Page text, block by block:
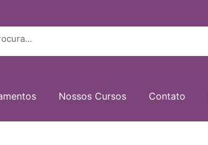
Nossos Cursos Contato
e-